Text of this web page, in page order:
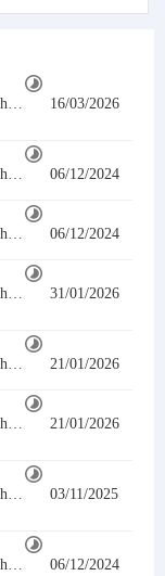
Ninh Bình 16/03/2026
Ninh Bình 06/12/2024
Ninh Bình 06/12/2024
Ninh Bình 31/01/2026
Ninh Bình 21/01/2026
Ninh Bình 21/01/2026
Ninh Bình 03/11/2025
Ninh Bình 06/12/2024